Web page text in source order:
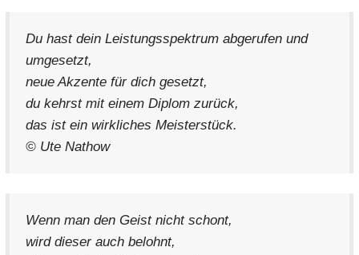
Du hast dein Leistungsspektrum abgerufen und
umgesetzt,
neue Akzente für dich gesetzt,
du kehrst mit einem Diplom zurück,
das ist ein wirkliches Meisterstück.
© Ute Nathow
Wenn man den Geist nicht schont,
wird dieser auch belohnt,